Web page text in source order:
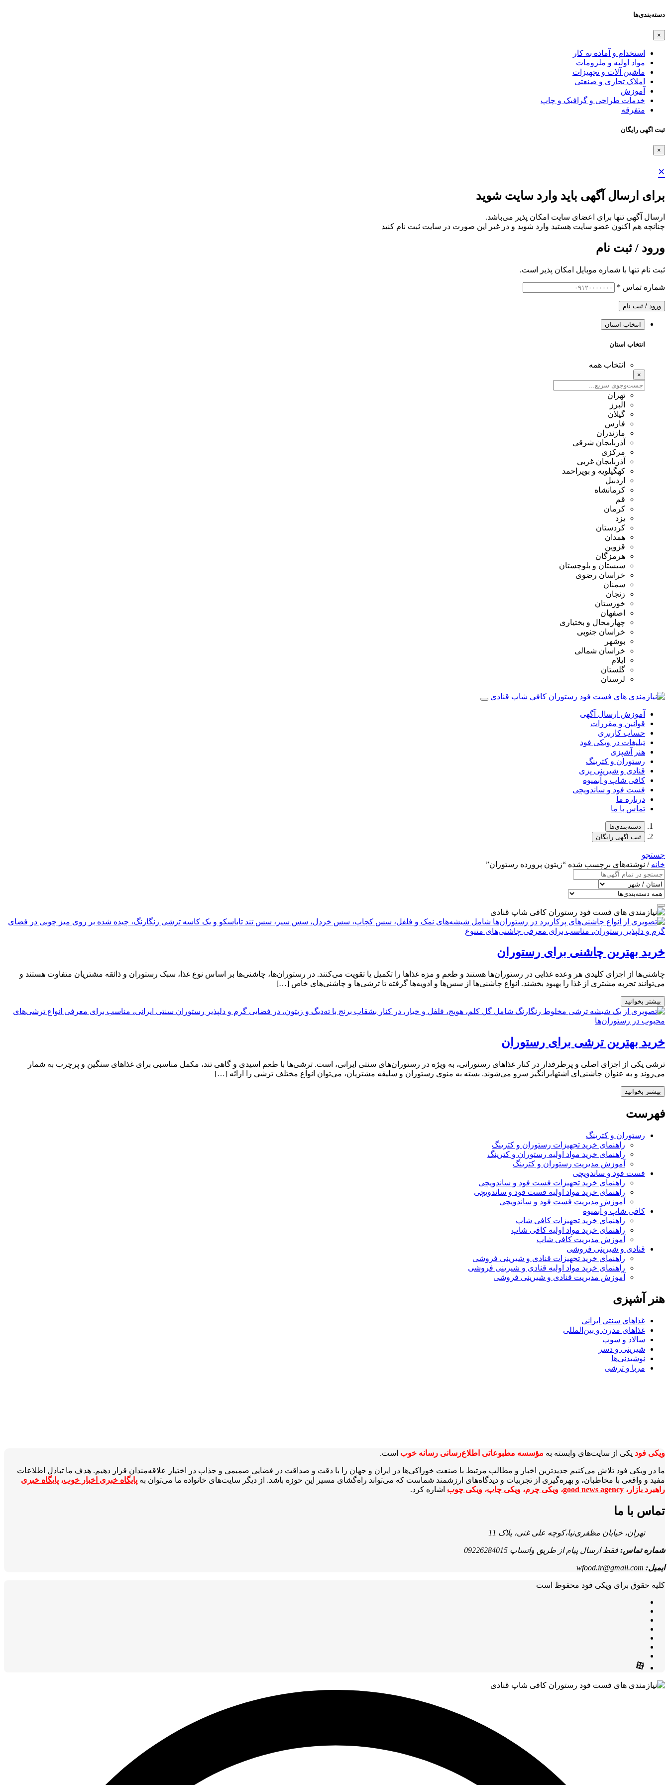
دسته‌بندی‌ها
×
استخدام و آماده به کار
مواد اولیه و ملزومات
ماشین آلات و تجهیزات
املاک تجاری و صنعتی
آموزش
خدمات طراحی و گرافیک و چاپ
متفرقه
ثبت اگهی رایگان
×
×
برای ارسال آگهی باید وارد سایت شوید
ارسال آگهی تنها برای اعضای سایت امکان پذیر می‌باشد.
چنانچه هم‌ اکنون عضو سایت هستید وارد شوید و در غیر این صورت در سایت ثبت نام کنید
ورود / ثبت نام
ثبت نام تنها با شماره موبایل امکان پذیر است.
شماره تماس *
ورود / ثبت نام
انتخاب استان
انتخاب استان
انتخاب همه
×
تهران
البرز
گیلان
فارس
مازندران
آذربایجان شرقی
مرکزی
آذربایجان غربی
کهگیلویه و بویراحمد
اردبیل
کرمانشاه
قم
کرمان
یزد
کردستان
همدان
قزوین
هرمزگان
سیستان و بلوچستان
خراسان رضوی
سمنان
زنجان
خوزستان
اصفهان
چهارمحال و بختیاری
خراسان جنوبی
بوشهر
خراسان شمالی
ایلام
گلستان
لرستان
آموزش ارسال آگهی
قوانین و مقررات
حساب کاربری
تبلیغات در ویکی فود
هنر آشپزی
رستوران و کترینگ
قنادی و شیرینی پزی
کافی شاپ و آبمیوه
فست فود و ساندویچی
درباره ما
تماس با ما
دسته‌بندی‌ها
ثبت اگهی رایگان
جستجو
خانه / نوشته‌های برچسب شده “زیتون پرورده رستوران”
خرید بهترین چاشنی برای رستوران
چاشنی‌ها از اجزای کلیدی هر وعده غذایی در رستوران‌ها هستند و طعم و مزه غذاها را تکمیل یا تقویت می‌کنند. در رستوران‌ها، چاشنی‌ها بر اساس نوع غذا، سبک رستوران و ذائقه مشتریان متفاوت هستند و
می‌توانند تجربه مشتری از غذا را بهبود بخشند. انواع چاشنی‌ها از سس‌ها و ادویه‌ها گرفته تا ترشی‌ها و چاشنی‌های خاص […]
بیشتر بخوانید
خرید بهترین ترشی برای رستوران
ترشی یکی از اجزای اصلی و پرطرفدار در کنار غذاهای رستورانی، به ویژه در رستوران‌های سنتی ایرانی، است. ترشی‌ها با طعم اسیدی و گاهی تند، مکمل مناسبی برای غذاهای سنگین و پرچرب به شمار
می‌روند و به عنوان چاشنی‌ای اشتها‌برانگیز سرو می‌شوند. بسته به منوی رستوران و سلیقه مشتریان، می‌توان انواع مختلف ترشی را ارائه […]
بیشتر بخوانید
فهرست
رستوران و کترینگ
راهنمای خرید تجهیزات رستوران و کترینگ
راهنمای خرید مواد اولیه رستوران و کترینگ
آموزش مدیریت رستوران و کترینگ
فست فود و ساندویچی
راهنمای خرید تجهیزات فست فود و ساندویچی
راهنمای خرید مواد اولیه فست فود و ساندویچی
آموزش مدیریت فست فود و ساندویچی
کافی شاپ و آبمیوه
راهنمای خرید تجهیزات کافی شاپ
راهنمای خرید مواد اولیه کافی‌ شاپ‌
آموزش مدیریت کافی شاپ
قنادی و شیرینی فروشی
راهنمای خرید تجهیزات قنادی و شیرینی فروشی
راهنمای خرید مواد اولیه قنادی و شیرینی فروشی
آموزش مدیریت قنادی و شیرینی فروشی
هنر آشپزی
غذاهای سنتی ایرانی
غذاهای مدرن و بین‌المللی
سالاد و سوپ
شیرینی و دسر
نوشیدنی‌ها
مربا و ترشی
ویکی‌ فود یکی از سایت‌های وابسته به مؤسسه مطبوعاتی اطلاع‌رسانی رسانه خوب است.
ما در ویکی‌ فود تلاش می‌کنیم جدیدترین اخبار و مطالب مرتبط با صنعت خوراکی‌ها در ایران و جهان را با دقت و صداقت در فضایی صمیمی و جذاب در اختیار علاقه‌مندان قرار دهیم. هدف ما تبادل اطلاعات
مفید و واقعی با مخاطبان، و بهره‌گیری از تجربیات و دیدگاه‌های ارزشمند شماست که می‌تواند راه‌گشای مسیر این حوزه باشد. از دیگر سایت‌های خانواده ما می‌توان به پایگاه خبری اخبار خوب، پایگاه خبری
راهبرد بازار ، good news agency، ویکی چرم، ویکی چاپ، ویکی چوب اشاره کرد.
تماس با ما
تهران، خیابان مظفری‌نیا،کوچه علی غنی، پلاک 11
شماره تماس: فقط ارسال پیام از طریق واتساپ 09226284015
ایمیل: wfood.ir@gmail.com
کلیه حقوق برای ویکی فود محفوظ است